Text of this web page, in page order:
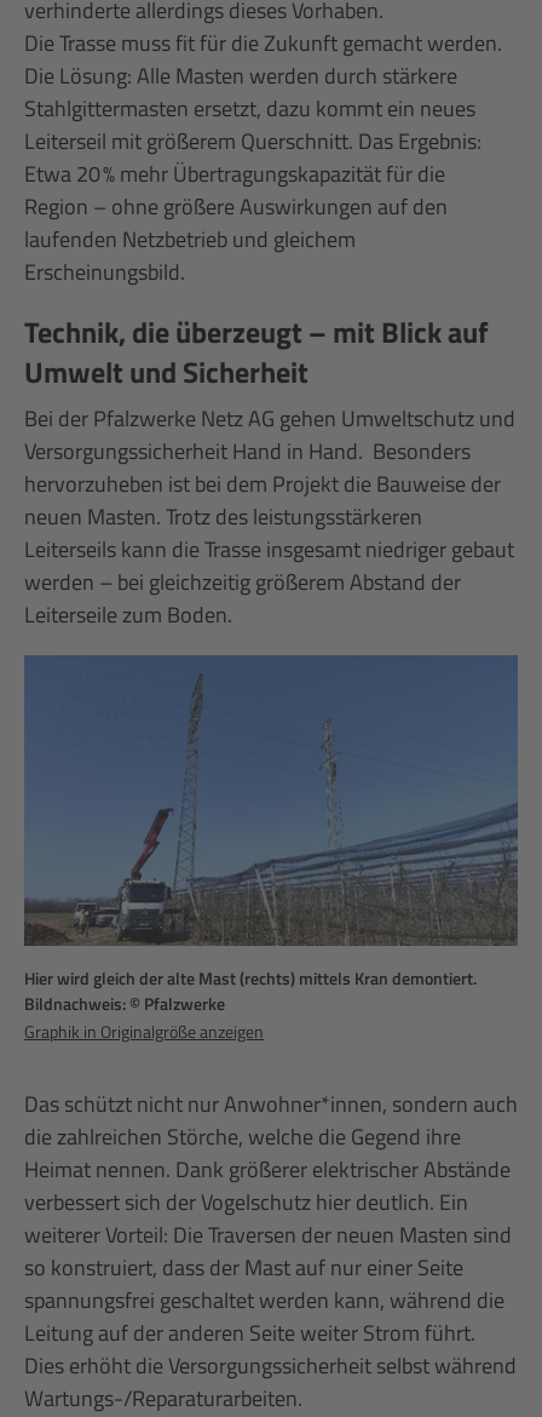
verhinderte allerdings dieses Vorhaben.
Die Trasse muss fit für die Zukunft gemacht werden.
Die Lösung: Alle Masten werden durch stärkere
Stahlgittermasten ersetzt, dazu kommt ein neues
Leiterseil mit größerem Querschnitt. Das Ergebnis:
Etwa 20 % mehr Übertragungskapazität für die
Region – ohne größere Auswirkungen auf den
laufenden Netzbetrieb und gleichem
Erscheinungsbild.
Technik, die überzeugt – mit Blick auf
Umwelt und Sicherheit
Bei der Pfalzwerke Netz AG gehen Umweltschutz und
Versorgungssicherheit Hand in Hand. Besonders
hervorzuheben ist bei dem Projekt die Bauweise der
neuen Masten. Trotz des leistungsstärkeren
Leiterseils kann die Trasse insgesamt niedriger gebaut
werden – bei gleichzeitig größerem Abstand der
Leiterseile zum Boden.
Hier wird gleich der alte Mast (rechts) mittels Kran demontiert.
Bildnachweis: © Pfalzwerke
Graphik in Originalgröße anzeigen
Das schützt nicht nur Anwohner*innen, sondern auch
die zahlreichen Störche, welche die Gegend ihre
Heimat nennen. Dank größerer elektrischer Abstände
verbessert sich der Vogelschutz hier deutlich. Ein
weiterer Vorteil: Die Traversen der neuen Masten sind
so konstruiert, dass der Mast auf nur einer Seite
spannungsfrei geschaltet werden kann, während die
Leitung auf der anderen Seite weiter Strom führt.
Dies erhöht die Versorgungssicherheit selbst während
Wartungs-/Reparaturarbeiten.